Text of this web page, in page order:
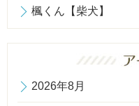
楓くん【柴犬】
2026年8月